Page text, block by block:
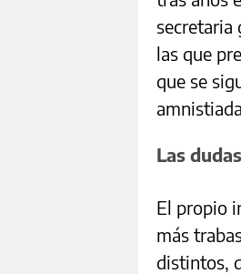
secretaria
las que
que se
Las
El propio
más
distintos,